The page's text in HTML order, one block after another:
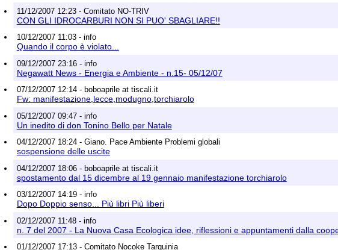
11/12/2007 12:23 - Comitato NO-TRIV
CON GLI IDROCARBURI NON SI PUO' SBAGLIARE!!
10/12/2007 11:03 - info
Quando il corpo è violato...
09/12/2007 23:16 - info
Negawatt News - Energia e Ambiente - n.15- 05/12/07
07/12/2007 12:14 - boboaprile at tiscali.it
Fw: manifestazione,lecce,modugno,torchiarolo
05/12/2007 09:47 - info
Un inedito di don Tonino Bello per Natale
04/12/2007 18:24 - Giano. Pace Ambiente Problemi globali
sospensione delle uscite
04/12/2007 18:06 - boboaprile at tiscali.it
spostamento dal 15 dicembre al 19 gennaio manifestazione torchiarolo
03/12/2007 14:19 - info
Dopo Doppio senso... Più libri Più liberi
02/12/2007 11:48 - info
n. 7 del 2007 - La Nuova Casa Ecologica idee, riflessioni e appuntamenti dalla
01/12/2007 17:13 - Comitato Nocoke Tarquinia